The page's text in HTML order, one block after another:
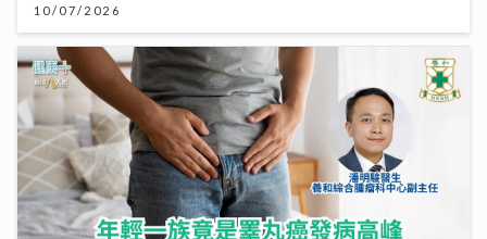
10/07/2026